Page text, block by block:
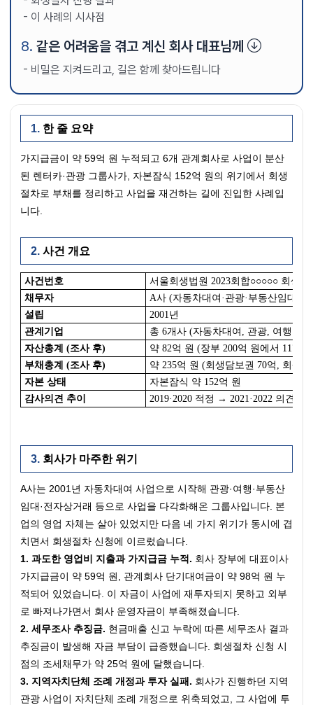
이 사례의 시사점
같은 어려움을 겪고 계신 회사 대표님께
비밀은 지켜드리고, 길은 함께 찾아드립니다
한 줄 요약
가지급금이 약 59억 원 누적되고 6개 관계회사로 사업이 분산
된 렌터카·관광 그룹사가, 자본잠식 152억 원의 위기에서 회생
절차로 부채를 정리하고 사업을 재건하는 길에 진입한 사례입
니다.
사건 개요
사건번호
서울회생법원 2023회합○○○○○ 회생
채무자
A사 (자동차대여·관광·부동산임대
설립
2001년
관계기업
총 6개사 (자동차대여, 관광, 여행 관
자산총계 (조사 후)
약 82억 원 (장부 200억 원에서 117억
부채총계 (조사 후)
약 235억 원 (회생담보권 70억, 회생
자본 상태
자본잠식 약 152억 원
감사의견 추이
2019·2020 적정 → 2021·2022 의견거
회사가 마주한 위기
A사는 2001년 자동차대여 사업으로 시작해 관광·여행·부동산
임대·전자상거래 등으로 사업을 다각화해온 그룹사입니다. 본
업의 영업 자체는 살아 있었지만 다음 네 가지 위기가 동시에 겹
치면서 회생절차 신청에 이르렀습니다.
1. 과도한 영업비 지출과 가지급금 누적. 회사 장부에 대표이사
가지급금이 약 59억 원, 관계회사 단기대여금이 약 98억 원 누
적되어 있었습니다. 이 자금이 사업에 재투자되지 못하고 외부
로 빠져나가면서 회사 운영자금이 부족해졌습니다.
2. 세무조사 추징금. 현금매출 신고 누락에 따른 세무조사 결과
추징금이 발생해 자금 부담이 급증했습니다. 회생절차 신청 시
점의 조세채무가 약 25억 원에 달했습니다.
3. 지역자치단체 조례 개정과 투자 실패. 회사가 진행하던 지역
관광 사업이 자치단체 조례 개정으로 위축되었고, 그 사업에 투